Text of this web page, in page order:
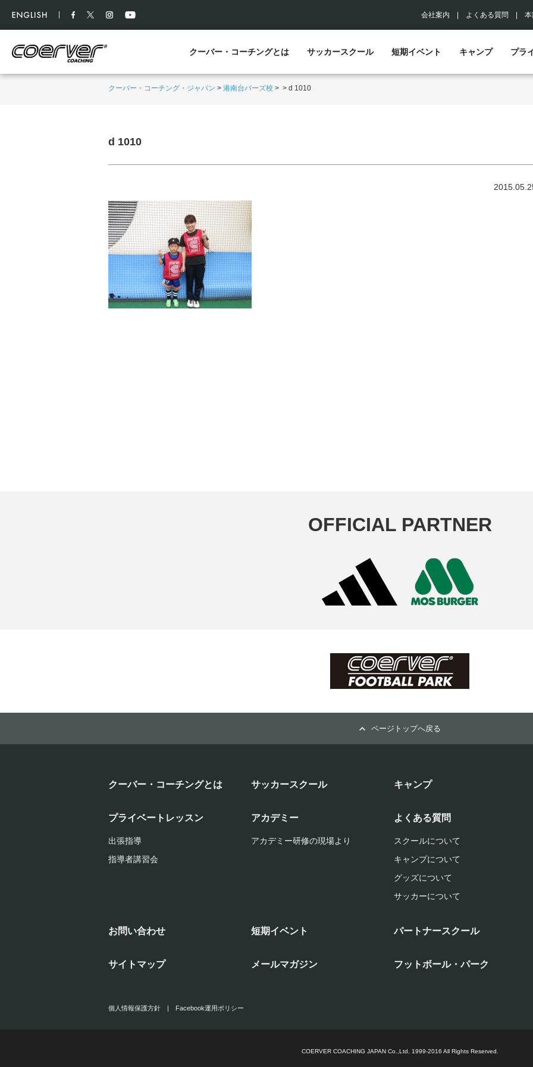
会社案内 よくある質問
クーバー・コーチングとは サッカースクール 短期イベント キャンプ プラ
クーバー・コーチング・ジャパン > 港南台バーズ校 > > d 1010
d 1010
OFFICIAL PARTNER
ページトップへ戻る
クーバー・コーチングとは サッカースクール キャンプ
プライベートレッスン
出張指導
指導者講習会
アカデミー
アカデミー研修の現場より
よくある質問
スクールについて
キャンプについて
グッズについて
サッカーについて
お問い合わせ 短期イベント パートナースクール
サイトマップ メールマガジン フットボール・パーク
個人情報保護方針 | Facebook運用ポリシー
COERVER COACHING JAPAN Co.,Ltd. 1999-2016 All Rights Reserved.